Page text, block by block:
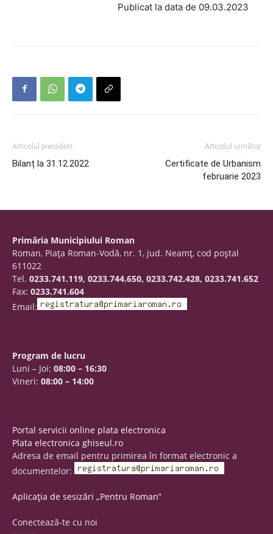
Publicat la data de 09.03.2023
Articolul precedent
Bilanț la 31.12.2022
Articolul următor
Certificate de Urbanism
februarie 2023
Primăria Municipiului Roman
Roman, Piaţa Roman-Vodă, nr. 1, jud. Neamţ, cod poştal
611022
Tel. 0233.741.119, 0233.744.650, 0233.742.428, 0233.741.652
Fax: 0233.741.604
Email:
Program de lucru
Luni – Joi: 08:00 – 16:30
Vineri: 08:00 – 14:00
Portal servicii online plata electronica
Plata electronica ghiseul.ro
Adresa de email pentru primirea în format electronic a
documentelor:
Aplicația de sesizări „Pentru Roman”
Conectează-te cu noi